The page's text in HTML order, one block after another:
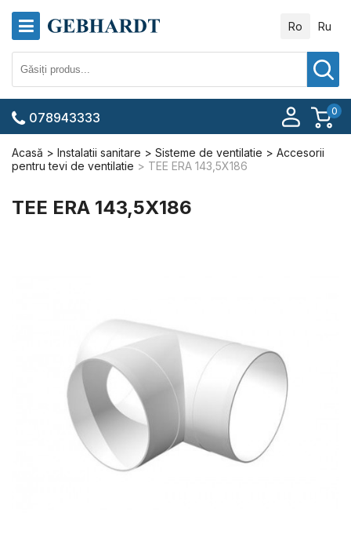
Ro Ru
0
078943333
Acasă Instalatii sanitare Sisteme de ventilatie
Accesorii
pentru tevi de ventilatie
TEE ERA 143,5X186
TEE ERA 143,5X186